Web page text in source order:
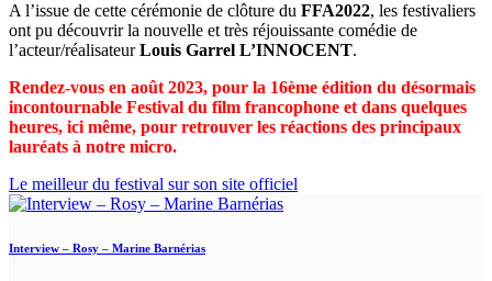
A l’issue de cette cérémonie de clôture du FFA2022, les festivaliers
ont pu découvrir la nouvelle et très réjouissante comédie de
l’acteur/réalisateurLouis Garrel L’INNOCENT.
Rendez-vous en août 2023, pour la 16ème édition du désormais
incontournable Festival du film francophone et dans quelques
heures, ici même, pour retrouver les réactions des principaux
lauréats à notre micro.
Le meilleur du festival sur son site officiel
Interview – Rosy – Marine Barnérias